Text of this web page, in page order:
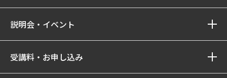
説明会・イベント
受講料・お申し込み